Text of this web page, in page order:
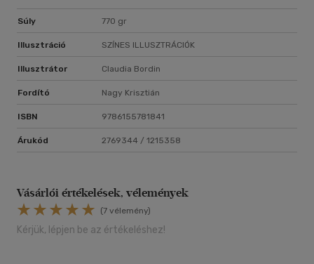
Súly 770 gr
Illusztráció SZÍNES ILLUSZTRÁCIÓK
Illusztrátor Claudia Bordin
Fordító Nagy Krisztián
ISBN 9786155781841
Árukód 2769344 / 1215358
Vásárlói értékelések, vélemények
(7 vélemény)
Kérjük, lépjen be az értékeléshez!